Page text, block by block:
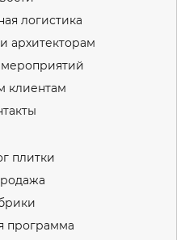
логистика
архитекторам
клиентам
плитки
программа